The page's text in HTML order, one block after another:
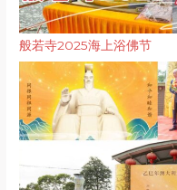
般若寺2025海上浴佛节